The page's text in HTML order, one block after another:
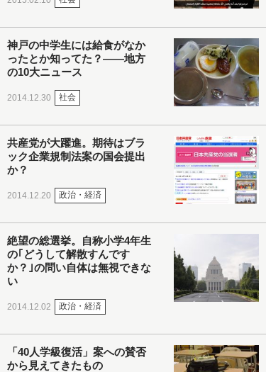
神戸の中学生には給食がなか
ったとか知ってた？――地方
の10大ニュース
2014.12.30 社会
共産党が大躍進。期待はブラ
ック企業規制法案の国会提出
か？
2014.12.20 政治・経済
絶望の総選挙。自称小学4年生
の｢どうして解散すんです
か？｣の問い自体は無視できな
い
2014.12.02 政治・経済
「40人学級復活」案への賛否
から見えてきたもの